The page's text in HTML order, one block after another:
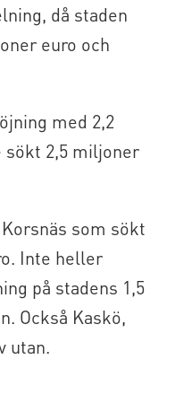
då staden
euro och
med 2,2
sökt 2,5 miljoner
som sökt
Inte heller
på stadens 1,5
Också Kaskö,
utan.